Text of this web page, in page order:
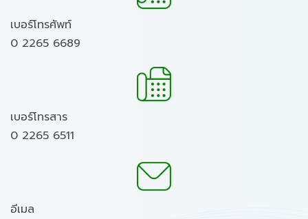
เบอร์โทรศัพท์
0 2265 6689
เบอร์โทรสาร
0 2265 6511
อีเมล